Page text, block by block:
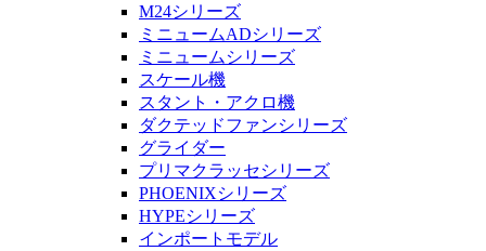
M24シリーズ
ミニュームADシリーズ
ミニュームシリーズ
スケール機
スタント・アクロ機
ダクテッドファンシリーズ
グライダー
プリマクラッセシリーズ
PHOENIXシリーズ
HYPEシリーズ
インポートモデル